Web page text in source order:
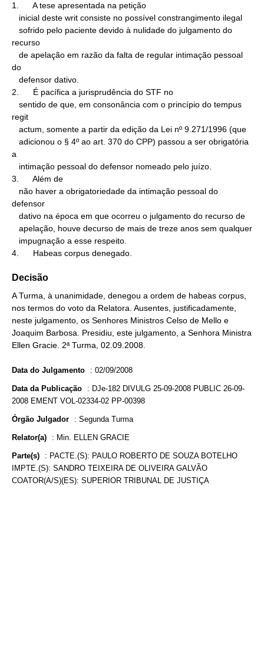
1.      A tese apresentada na petição
recurso
do
2.      É pacífica a jurisprudência do STF no
regit
a
3.      Além de
defensor
4.      Habeas corpus denegado.
Decisão
A Turma, à unanimidade, denegou a ordem de habeas corpus,
nos termos do voto da Relatora. Ausentes, justificadamente,
neste julgamento, os Senhores Ministros Celso de Mello e
Joaquim Barbosa. Presidiu, este julgamento, a Senhora Ministra
Ellen Gracie. 2ª Turma, 02.09.2008.
Data do Julgamento : 02/09/2008
Data da Publicação : DJe-182 DIVULG 25-09-2008 PUBLIC 26-09-
2008 EMENT VOL-02334-02 PP-00398
Órgão Julgador : Segunda Turma
Relator(a) : Min. ELLEN GRACIE
Parte(s) : PACTE.(S): PAULO ROBERTO DE SOUZA BOTELHO
IMPTE.(S): SANDRO TEIXEIRA DE OLIVEIRA GALVÃO
COATOR(A/S)(ES): SUPERIOR TRIBUNAL DE JUSTIÇA